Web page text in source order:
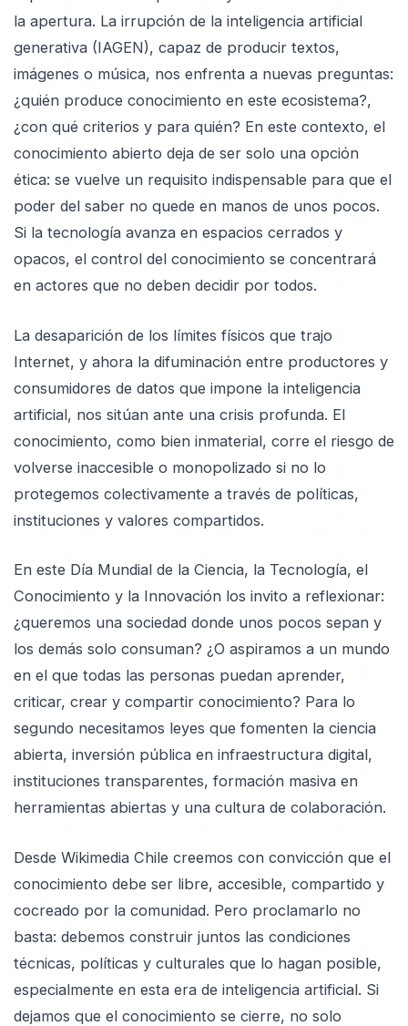
la apertura. La irrupción de la inteligencia artificial
generativa (IAGEN), capaz de producir textos,
imágenes o música, nos enfrenta a nuevas preguntas:
¿quién produce conocimiento en este ecosistema?,
¿con qué criterios y para quién? En este contexto, el
conocimiento abierto deja de ser solo una opción
ética: se vuelve un requisito indispensable para que el
poder del saber no quede en manos de unos pocos.
Si la tecnología avanza en espacios cerrados y
opacos, el control del conocimiento se concentrará
en actores que no deben decidir por todos.
La desaparición de los límites físicos que trajo
Internet, y ahora la difuminación entre productores y
consumidores de datos que impone la inteligencia
artificial, nos sitúan ante una crisis profunda. El
conocimiento, como bien inmaterial, corre el riesgo de
volverse inaccesible o monopolizado si no lo
protegemos colectivamente a través de políticas,
instituciones y valores compartidos.
En este Día Mundial de la Ciencia, la Tecnología, el
Conocimiento y la Innovación los invito a reflexionar:
¿queremos una sociedad donde unos pocos sepan y
los demás solo consuman? ¿O aspiramos a un mundo
en el que todas las personas puedan aprender,
criticar, crear y compartir conocimiento? Para lo
segundo necesitamos leyes que fomenten la ciencia
abierta, inversión pública en infraestructura digital,
instituciones transparentes, formación masiva en
herramientas abiertas y una cultura de colaboración.
Desde Wikimedia Chile creemos con convicción que el
conocimiento debe ser libre, accesible, compartido y
cocreado por la comunidad. Pero proclamarlo no
basta: debemos construir juntos las condiciones
técnicas, políticas y culturales que lo hagan posible,
especialmente en esta era de inteligencia artificial. Si
dejamos que el conocimiento se cierre, no solo